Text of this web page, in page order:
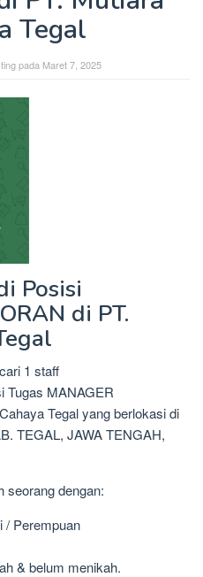
Tegal
pada Maret 7, 2025
Posisi
di PT.
1 staff
Tugas MANAGER
Tegal yang berlokasi di
TEGAL, JAWA TENGAH,
seorang dengan:
/ Perempuan
& belum menikah.